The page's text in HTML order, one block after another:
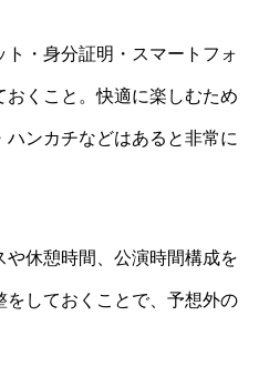
ト・身分証明・スマートフォ
おくこと。快適に楽しむため
ンカチなどはあると非常に
や休憩時間、公演時間構成を
しておくことで、予想外の